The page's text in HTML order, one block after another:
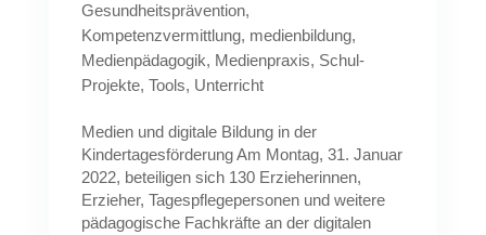
Gesundheitsprävention,
Kompetenzvermittlung, medienbildung,
Medienpädagogik, Medienpraxis, Schul-
Projekte, Tools, Unterricht
Medien und digitale Bildung in der
Kindertagesförderung Am Montag, 31. Januar
2022, beteiligen sich 130 Erzieherinnen,
Erzieher, Tagespflegepersonen und weitere
pädagogische Fachkräfte an der digitalen